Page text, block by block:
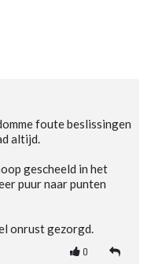
foute beslissingen
altijd.
gescheeld in het
puur naar punten
onrust gezorgd.
0